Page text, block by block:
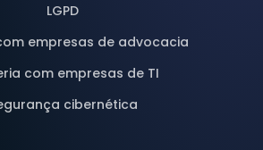
LGPD
empresas de advocacia
com empresas de TI
cibernética